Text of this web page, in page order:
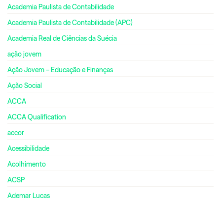
Academia Paulista de Contabilidade
Academia Paulista de Contabilidade (APC)
Academia Real de Ciências da Suécia
ação jovem
Ação Jovem – Educação e Finanças
Ação Social
ACCA
ACCA Qualification
accor
Acessibilidade
Acolhimento
ACSP
Ademar Lucas